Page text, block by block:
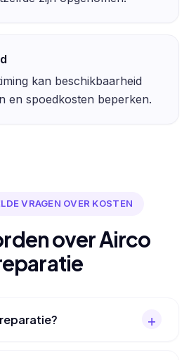
kan beschikbaarheid
en spoedkosten beperken.
VRAGEN OVER KOSTEN
over Airco